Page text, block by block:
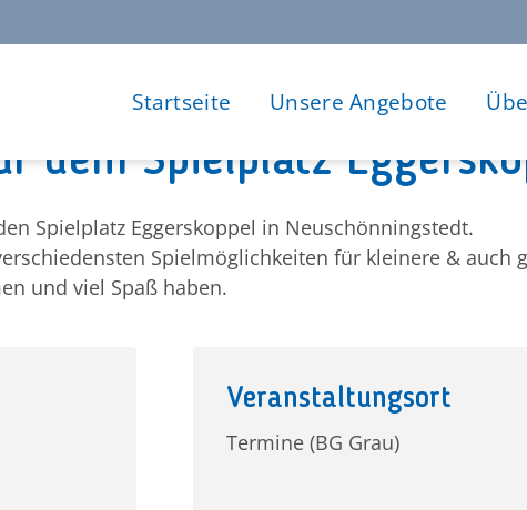
Startseite Unsere Angebote
dem Spielplatz
Spielplatz Eggerskoppel in Neuschönningstedt.
Spielmöglichkeiten für kleinere & auch
und viel Spaß haben.
Veranstaltungsort
Termine (BG Grau)